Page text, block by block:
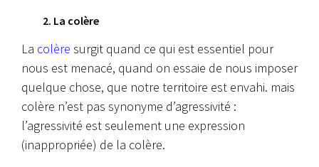
2. La colère
La colère surgit quand ce qui est essentiel pour
nous est menacé, quand on essaie de nous imposer
quelque chose, que notre territoire est envahi. mais
colère n’est pas synonyme d’agressivité :
l’agressivité est seulement une expression
(inappropriée) de la colère.